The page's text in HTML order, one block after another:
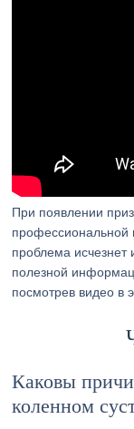
При появлении
профессиональной
проблема
полезной
посмотрев видео в
Каковы
коленном